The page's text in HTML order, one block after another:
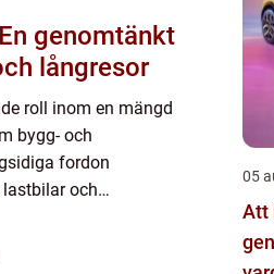
genomtänkt
långresor
roll inom en mängd
bygg- och
fordon
och
05
Att